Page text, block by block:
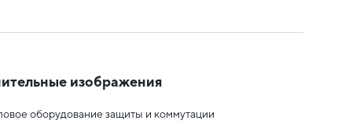
изображения
оборудование защиты и коммутации